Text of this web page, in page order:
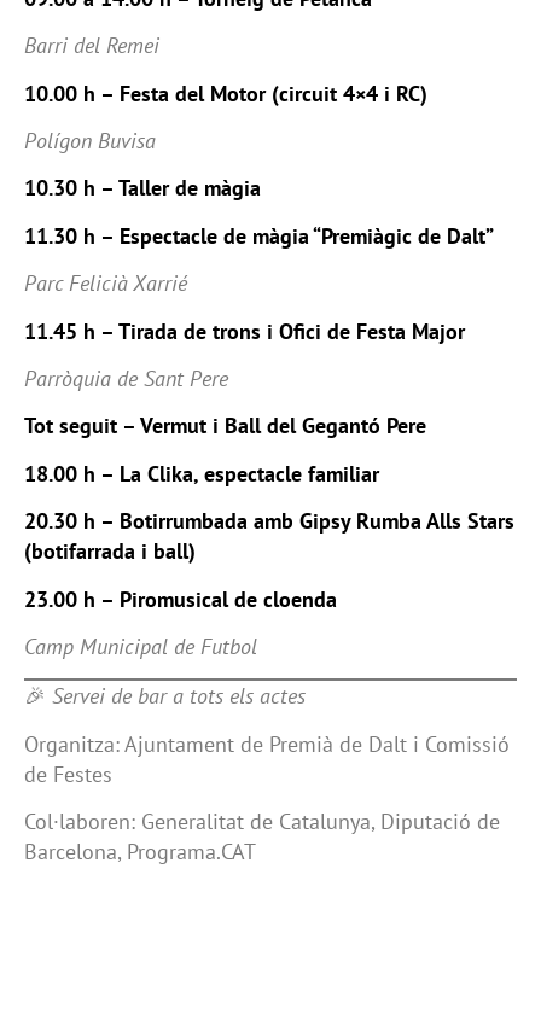
Barri del Remei
10.00 h – Festa del Motor (circuit 4×4 i RC)
Polígon Buvisa
10.30 h – Taller de màgia
11.30 h – Espectacle de màgia “Premiàgic de Dalt”
Parc Felicià Xarrié
11.45 h – Tirada de trons i Ofici de Festa Major
Parròquia de Sant Pere
Tot seguit – Vermut i Ball del Gegantó Pere
18.00 h – La Clika, espectacle familiar
20.30 h – Botirrumbada amb Gipsy Rumba Alls Stars
(botifarrada i ball)
23.00 h – Piromusical de cloenda
Camp Municipal de Futbol
🎉 Servei de bar a tots els actes
Organitza: Ajuntament de Premià de Dalt i Comissió
de Festes
Col·laboren: Generalitat de Catalunya, Diputació de
Barcelona, Programa.CAT